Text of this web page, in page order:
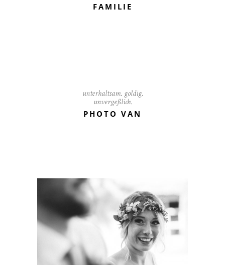
FAMILIE
unterhaltsam. goldig.
unvergeßlich.
PHOTO VAN